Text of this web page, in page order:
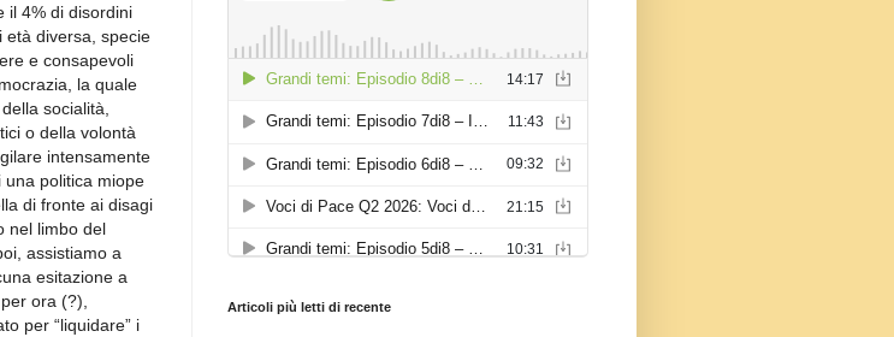
il 4% di disordini
età diversa, specie
e consapevoli
la quale
socialità,
o della volontà
intensamente
una politica miope
di fronte ai disagi
nel limbo del
assistiamo a
esitazione a
ora (?),
per “liquidare” i
Articoli più letti di recente